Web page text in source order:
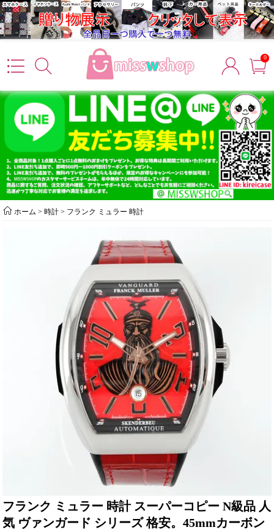
0
ホーム >時計 > フランク ミュラー 時計
フランク ミュラー 時計 スーパーコピー N級品 人
気 ヴァンガード シリーズ 格安。45mmカーボン